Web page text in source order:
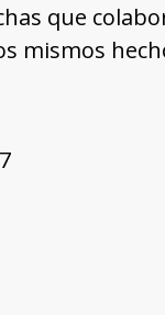
que
mismos